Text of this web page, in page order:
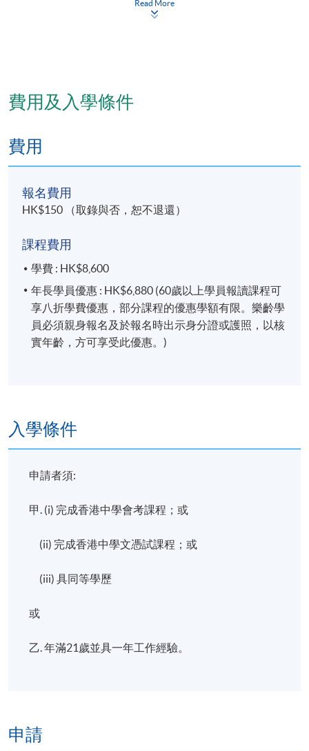
學員順利完成課程可按香港大學體制，經香港大學專
日期 / 時間
逢周三，6:45pm - 9:45pm ; 及間中星期六下午
地點
香港大學專業進修學院教學中心 (銅鑼灣/炮台山/北
角)
Read More
費用及入學條件
費用
報名費用
HK$150 （取錄與否，恕不退還）
課程費用
學費 : HK$8,600
年長學員優惠 : HK$6,880 (60歲以上學員報讀課程可
享八折學費優惠，部分課程的優惠學額有限。樂齡學
員必須親身報名及於報名時出示身分證或護照，以核
實年齡，方可享受此優惠。)
入學條件
申請者須:
甲. (i) 完成香港中學會考課程；或
(ii) 完成香港中學文憑試課程；或
(iii) 具同等學歷
或
乙. 年滿21歲並具一年工作經驗。
申請